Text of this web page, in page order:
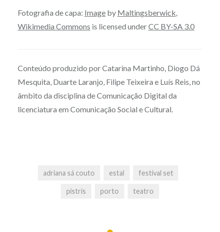
Fotografia de capa: Imageby Maltingsberwick,
Wikimedia Commons is licensed underCC BY-SA 3.0
Conteúdo produzido por Catarina Martinho, Diogo Dá
Mesquita, Duarte Laranjo, Filipe Teixeira e Luís Reis, no
âmbito da disciplina de Comunicação Digital da
licenciatura em Comunicação Social e Cultural.
adriana sá couto estal festival set
pistris porto teatro